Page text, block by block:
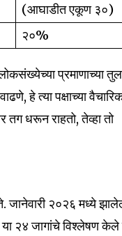
(आघाडीत एकूण ३०)
२०%
प्रमाणाच्या
हे त्या पक्षाच्या
तग धरून राहतो, तेव्हा तो
जानेवारी २०२६ मध्ये
२४ जागांचे विश्लेषण केले